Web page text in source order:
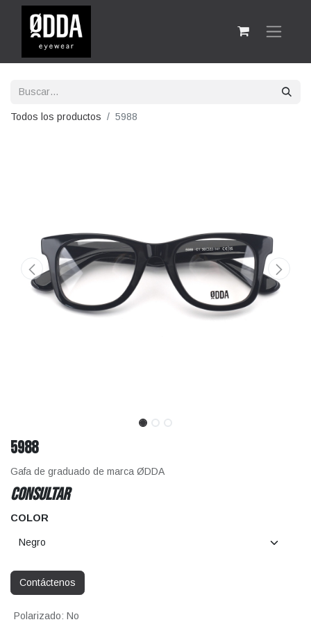
Todos los productos 5988
5988
Gafa de graduado de marca ØDDA
CONSULTAR
COLOR
Contáctenos
Polarizado: No